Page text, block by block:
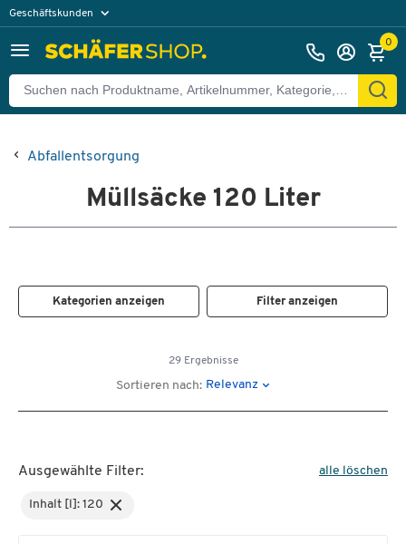
Geschäftskunden
0
Abfallentsorgung
Müllsäcke 120 Liter
Kategorien anzeigen Filter anzeigen
29 Ergebnisse
Sortieren nach: Relevanz
Ausgewählte Filter: alle löschen
Inhalt [l]: 120